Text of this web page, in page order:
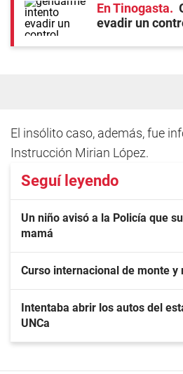
En Tinogasta
evadir un
El insólito caso, además, fue
Instrucción Mirian López.
Seguí leyendo
Un niño avisó a la Policía que
mamá
Curso internacional de monte y
Intentaba abrir los autos del
UNCa